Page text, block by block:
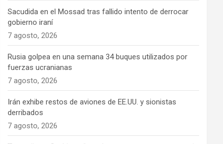
Sacudida en el Mossad tras fallido intento de derrocar
gobierno iraní
7 agosto, 2026
Rusia golpea en una semana 34 buques utilizados por
fuerzas ucranianas
7 agosto, 2026
Irán exhibe restos de aviones de EE.UU. y sionistas
derribados
7 agosto, 2026